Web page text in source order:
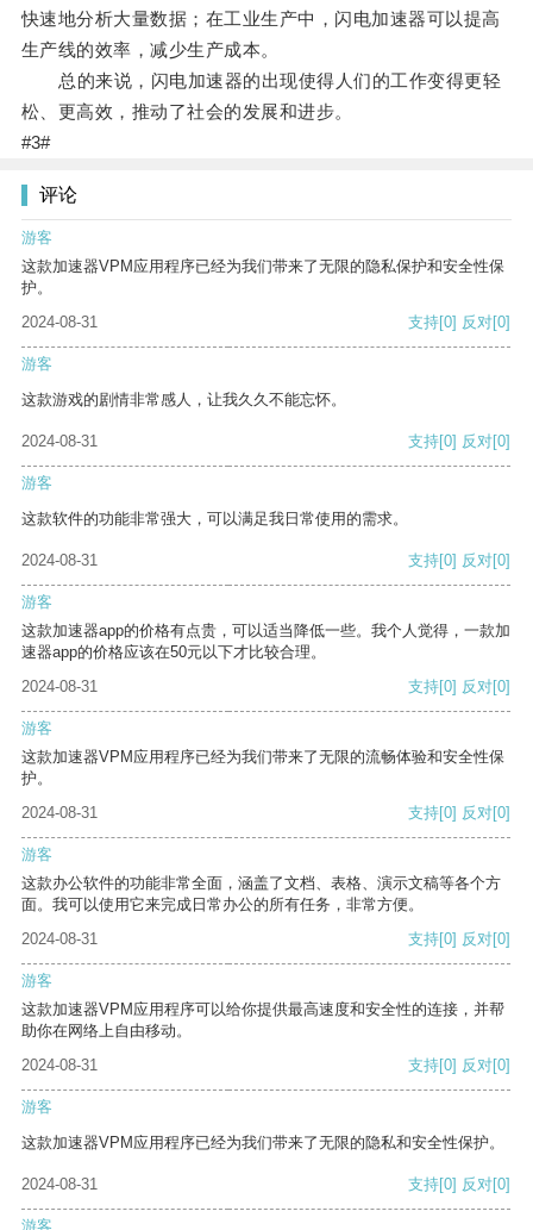
快速地分析大量数据；在工业生产中，闪电加速器可以提高
生产线的效率，减少生产成本。
总的来说，闪电加速器的出现使得人们的工作变得更轻
松、更高效，推动了社会的发展和进步。
#3#
评论
游客
这款加速器VPM应用程序已经为我们带来了无限的隐私保护和安全性保
护。
2024-08-31
支持[0] 反对[0]
游客
这款游戏的剧情非常感人，让我久久不能忘怀。
2024-08-31 支持[0] 反对[0]
游客
这款软件的功能非常强大，可以满足我日常使用的需求。
2024-08-31 支持[0] 反对[0]
游客
这款加速器app的价格有点贵，可以适当降低一些。我个人觉得，一款加
速器app的价格应该在50元以下才比较合理。
2024-08-31
支持[0] 反对[0]
游客
这款加速器VPM应用程序已经为我们带来了无限的流畅体验和安全性保
护。
2024-08-31
支持[0] 反对[0]
游客
这款办公软件的功能非常全面，涵盖了文档、表格、演示文稿等各个方
面。我可以使用它来完成日常办公的所有任务，非常方便。
2024-08-31
支持[0] 反对[0]
游客
这款加速器VPM应用程序可以给你提供最高速度和安全性的连接，并帮
助你在网络上自由移动。
2024-08-31
支持[0] 反对[0]
游客
这款加速器VPM应用程序已经为我们带来了无限的隐私和安全性保护。
2024-08-31 支持[0] 反对[0]
游客